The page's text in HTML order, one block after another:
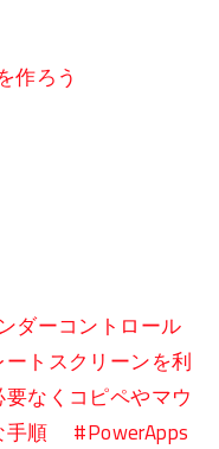
作ろう
ダーコントロール
トスクリーンを利
なくコピペやマウ
手順 #PowerApps